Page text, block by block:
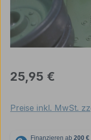
Regulärer Preis:
25,95 €
Preise inkl. MwSt.